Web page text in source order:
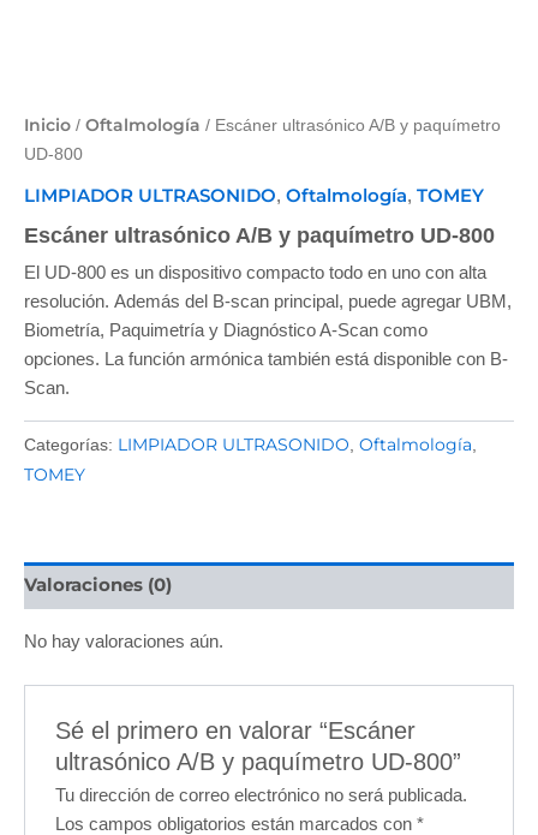
Inicio / Oftalmología / Escáner ultrasónico A/B y paquímetro
UD-800
LIMPIADOR ULTRASONIDO, Oftalmología, TOMEY
Escáner ultrasónico A/B y paquímetro UD-800
El UD-800 es un dispositivo compacto todo en uno con alta
resolución. Además del B-scan principal, puede agregar UBM,
Biometría, Paquimetría y Diagnóstico A-Scan como
opciones. La función armónica también está disponible con B-
Scan.
Categorías: LIMPIADOR ULTRASONIDO Oftalmología
TOMEY
Valoraciones (0)
No hay valoraciones aún.
Sé el primero en valorar “Escáner
ultrasónico A/B y paquímetro UD-800”
Tu dirección de correo electrónico no será publicada.
Los campos obligatorios están marcados con*